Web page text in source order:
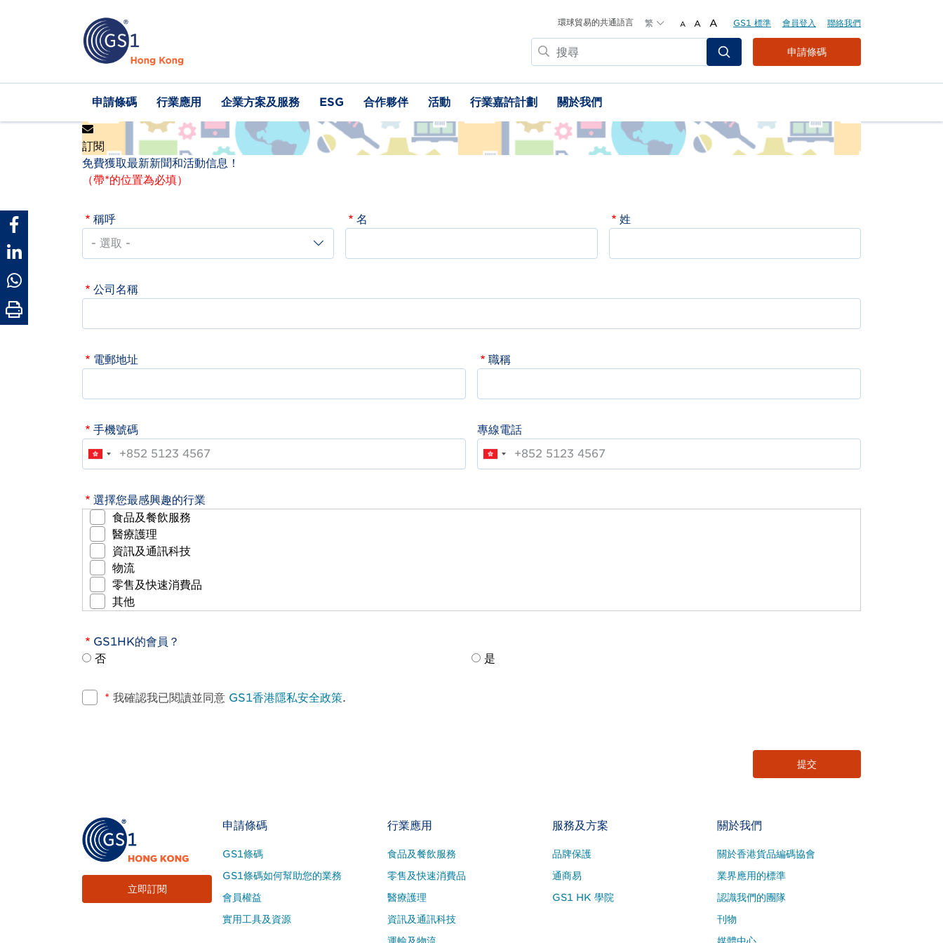
環球貿易的共通語言 繁 A A A GS1 標準 會員登入 聯絡我們
搜
尋
Header
Top
Menu
申請條碼
Main
navigation
申請條碼 行業應用 企業方案及服務 ESG 合作夥伴 活動 行業嘉許計劃 關於我們
訂閱
免費獲取最新新聞和活動信息！
（帶*的位置為必填）
稱呼 名 姓
公司名稱
電郵地址 職稱
手機號碼 專線電話
選擇您最感興趣的行業
食品及餐飲服務
醫療護理
資訊及通訊科技
物流
零售及快速消費品
其他
GS1HK的會員？
否
是
* 我確認我已閱讀並同意 GS1香港隱私安全政策.
立即訂閱
Footer
Site
Menu
申請條碼
GS1條碼
GS1條碼如何幫助您的業務
會員權益
實用工具及資源
行業應用
食品及餐飲服務
零售及快速消費品
醫療護理
資訊及通訊科技
服務及方案
品牌保護
通商易
GS1 HK 學院
關於我們
關於香港貨品編碼協會
業界應用的標準
認識我們的團隊
刊物